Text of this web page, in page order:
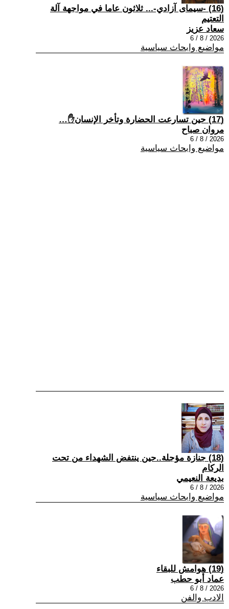
(16) -سيمای آزادي-... ثلاثون عاما في مواجهة آلة
التعتيم
سعاد عزيز
2026 / 8 / 6
مواضيع وابحاث سياسية
(17) حين تسارعت الحضارة وتأخر الإنسان✋…
مروان صباح
2026 / 8 / 6
مواضيع وابحاث سياسية
(18) جنازة مؤجلة..حين ينتفض الشهداء من تحت
الركام
بديعة النعيمي
2026 / 8 / 6
مواضيع وابحاث سياسية
(19) هوامش للبقاء
عماد أبو حطب
2026 / 8 / 6
الادب والفن